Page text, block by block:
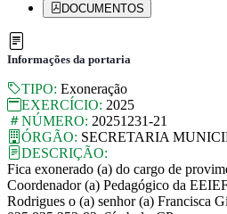
DOCUMENTOS
Informações da portaria
TIPO: Exoneração
EXERCÍCIO: 2025
NÚMERO: 20251231-21
ÓRGÃO: SECRETARIA
DESCRIÇÃO:
Fica exonerado (a) do cargo de
Coordenador (a) Pedagógico da
Rodrigues o (a) senhor (a) Francisca